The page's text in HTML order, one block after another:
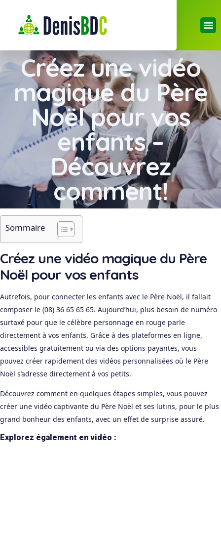
Créez une vidéo
magique du Père
Noël pour vos
enfants –
Découvrez
comment!
Sommaire
Créez une vidéo magique du Père
Noël pour vos enfants
Autrefois, pour connecter les enfants avec le Père Noël, il fallait
composer le (08) 36 65 65 65. Aujourd’hui, plus besoin de numéro
surtaxé pour que le célèbre personnage en rouge parle
directement à vos enfants. Grâce à des plateformes en ligne,
accessibles gratuitement ou via des options payantes, vous
pouvez créer rapidement des vidéos personnalisées où le Père
Noël s’adresse directement à vos petits.
Découvrez comment en quelques étapes simples, vous pouvez
créer une vidéo captivante du Père Noël et ses lutins, pour le plus
grand bonheur des enfants, avec un effet de surprise assuré.
Explorez également en vidéo :